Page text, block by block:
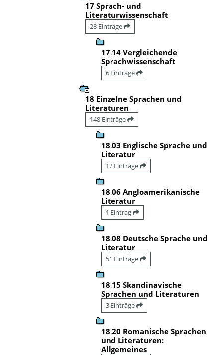
17 Sprach- und
Literaturwissenschaft
28 Einträge
17.14 Vergleichende
Sprachwissenschaft
6 Einträge
18 Einzelne Sprachen und
Literaturen
148 Einträge
18.03 Englische Sprache und
Literatur
17 Einträge
18.06 Angloamerikanische
Literatur
1 Eintrag
18.08 Deutsche Sprache und
Literatur
51 Einträge
18.15 Skandinavische
Sprachen und Literaturen
3 Einträge
18.20 Romanische Sprachen
und Literaturen:
Allgemeines